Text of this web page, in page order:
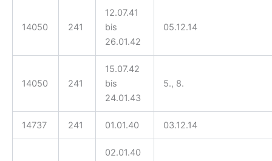
14050 241
12.07.41
bis
26.01.42
05.12.14
14050 241
15.07.42
bis
24.01.43
5., 8.
14737 241 01.01.40 03.12.14
02.01.40